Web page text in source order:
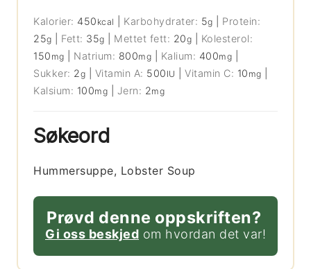
Kalorier: 450 kcal Karbohydrater: 5g
Protein:
25g Fett: 35g Mettet fett: 20g
Kolesterol:
150 mg Natrium: 800mg Kalium: 400mg
Sukker: 2g Vitamin A: 500 IU |Vitamin C: 10 mg
Kalsium: 100mg Jern: 2mg
Søkeord
Hummersuppe, Lobster Soup
Prøvd denne oppskriften?
Gi oss beskjed om hvordan det var!